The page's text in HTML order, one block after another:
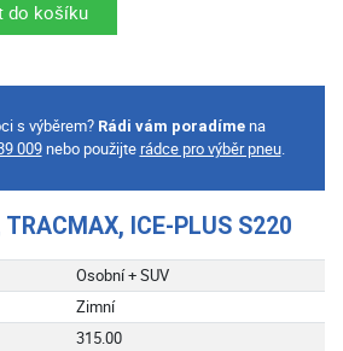
do košíku
s výběrem? Rádi vám poradímena
009nebo použijte rádce pro výběr pneu.
ICE-PLUS S220
Osobní + SUV
Zimní
315.00